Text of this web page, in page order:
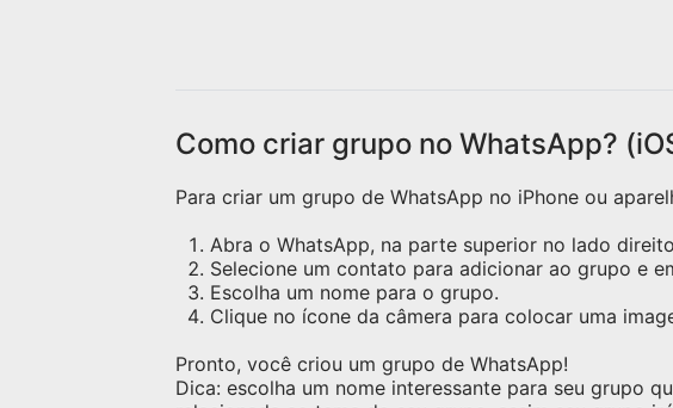
e faça novas amizades!
sendo essa turma
Como criar grupo no WhatsApp?
Para criar um grupo de WhatsApp no iPhone ou
Abra o WhatsApp, na parte superior no lado
Selecione um contato para adicionar ao grupo e
Escolha um nome para o grupo.
Clique no ícone da câmera para colocar uma
Pronto, você criou um grupo de WhatsApp!
Dica: escolha um nome interessante para seu grupo